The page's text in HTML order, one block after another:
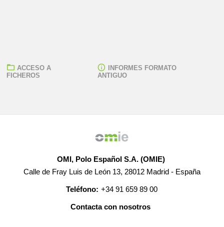
ACCESO A
FICHEROS
INFORMES FORMATO
ANTIGUO
OMI, Polo Español S.A. (OMIE)
Calle de Fray Luis de León 13, 28012 Madrid - España
Teléfono: +34 91 659 89 00
Contacta con nosotros